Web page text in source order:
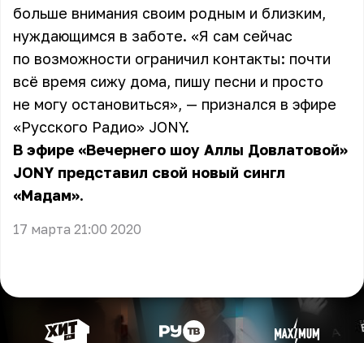
больше внимания своим родным и близким,
нуждающимся в заботе. «Я сам сейчас
по возможности ограничил контакты: почти
всё время сижу дома, пишу песни и просто
не могу остановиться», — признался в эфире
«Русского Радио» JONY.
В эфире «Вечернего шоу Аллы Довлатовой»
JONY представил свой новый сингл
«Мадам».
17 марта 21:00 2020